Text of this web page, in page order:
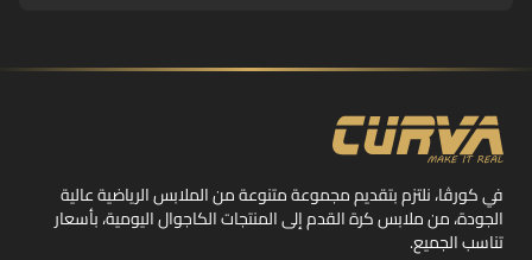
في كورڤا، نلتزم بتقديم مجموعة متنوعة من الملابس الرياضية عالية
الجودة، من ملابس كرة القدم إلى المنتجات الكاجوال اليومية، بأسعار
تناسب الجميع.